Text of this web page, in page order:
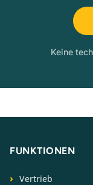
Keine
FUNKTIONEN
Vertrieb